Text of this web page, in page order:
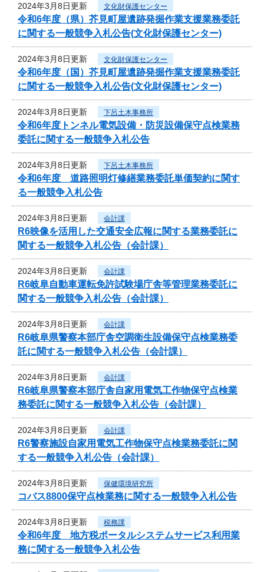
2024年3月8日更新 文化財保護センター
令和6年度（県）芥見町屋遺跡発掘作業支援業務委託
に関する一般競争入札公告(文化財保護センター)
2024年3月8日更新 文化財保護センター
令和6年度（国）芥見町屋遺跡発掘作業支援業務委託
に関する一般競争入札公告(文化財保護センター)
2024年3月8日更新 下呂土木事務所
令和6年度トンネル電気設備・防災設備保守点検業務
委託に関する一般競争入札公告
2024年3月8日更新 下呂土木事務所
令和6年度 道路照明灯修繕業務委託単価契約に関す
る一般競争入札公告
2024年3月8日更新 会計課
R6映像を活用した交通安全広報に関する業務委託に
関する一般競争入札公告（会計課）
2024年3月8日更新 会計課
R6岐阜自動車運転免許試験場庁舎等管理業務委託に
関する一般競争入札公告（会計課）
2024年3月8日更新 会計課
R6岐阜県警察本部庁舎空調衛生設備保守点検業務委
託に関する一般競争入札公告（会計課）
2024年3月8日更新 会計課
R6岐阜県警察本部庁舎自家用電気工作物保守点検業
務委託に関する一般競争入札公告（会計課）
2024年3月8日更新 会計課
R6警察施設自家用電気工作物保守点検業務委託に関
する一般競争入札公告（会計課）
2024年3月8日更新 保健環境研究所
コバス8800保守点検業務に関する一般競争入札公告
2024年3月8日更新 税務課
令和6年度 地方税ポータルシステムサービス利用業
務に関する一般競争入札公告